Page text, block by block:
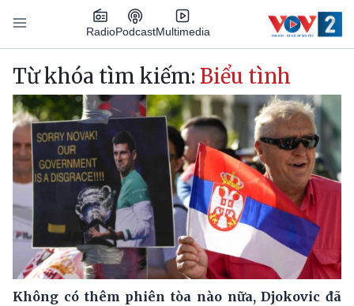
Nhảy đến nội dung
RadioPodcastMultimedia
Main navigation
Từ khóa tìm kiếm: Biểu tình
Không có thêm phiên tòa nào nữa, Djokovic đã